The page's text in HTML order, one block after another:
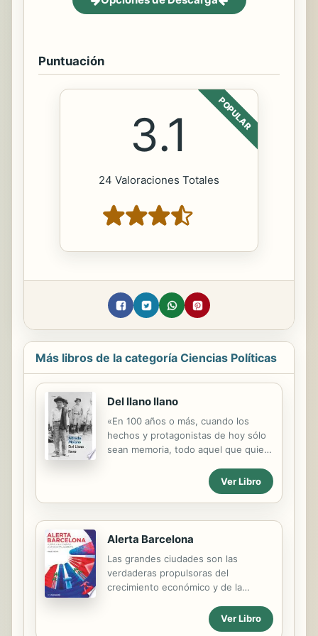
Puntuación
POPULAR
3.1
24 Valoraciones Totales
Más libros de la categoría Ciencias Políticas
Del llano llano
«En 100 años o más, cuando los
hechos y protagonistas de hoy sólo
sean memoria, todo aquel que quiera
desde mediados del siglo XX al
presente tendrá que leer al
sociólogo, periodista y escritor
Alfredo Molano Bravo». Jorge
Cardona Alzate
Ver Libro
Alerta Barcelona
Las grandes ciudades son las
verdaderas propulsoras del
crecimiento económico y de la
de estados y fronteras. Barcelona no
ha parado de escalar posiciones y de
Ver Libro